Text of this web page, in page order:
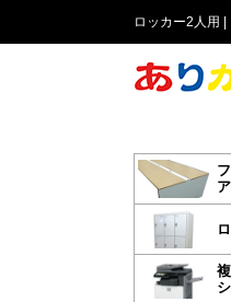
ロッカー2人用